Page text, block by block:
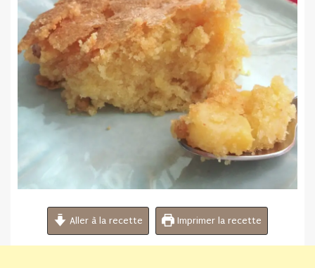
Aller à la recette Imprimer la recette